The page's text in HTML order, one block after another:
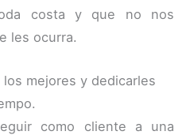
costa y que no nos
les ocurra.
mejores y dedicarles
como cliente a una